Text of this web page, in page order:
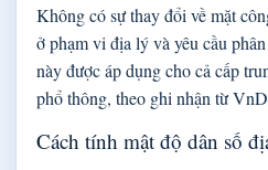
Không có sự thay đổi về mặt
ở phạm vi địa lý và yêu cầu
này được áp dụng cho cả cấp
phổ thông, theo ghi nhận từ
Cách tính mật độ dân số